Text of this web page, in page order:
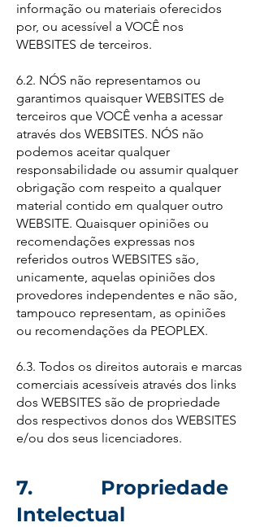
informação ou materiais oferecidos
por, ou acessível a VOCÊ nos
WEBSITES de terceiros.
6.2. NÓS não representamos ou
garantimos quaisquer WEBSITES de
terceiros que VOCÊ venha a acessar
através dos WEBSITES. NÓS não
podemos aceitar qualquer
responsabilidade ou assumir qualquer
obrigação com respeito a qualquer
material contido em qualquer outro
WEBSITE. Quaisquer opiniões ou
recomendações expressas nos
referidos outros WEBSITES são,
unicamente, aquelas opiniões dos
provedores independentes e não são,
tampouco representam, as opiniões
ou recomendações da PEOPLEX.
6.3. Todos os direitos autorais e marcas
comerciais acessíveis através dos links
dos WEBSITES são de propriedade
dos respectivos donos dos WEBSITES
e/ou dos seus licenciadores.
7. Propriedade
Intelectual